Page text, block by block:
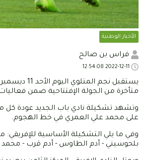
الأخبار الوطنية
فراس بن صالح
متأخرة من الجولة الإفتتاحية ضمن فعاليات
وتشهد تشكيلة نادي باب الجديد عودة كل
على محمد علي العمري في خط الهجوم.
وفي ما يلي التشكيلة الأساسية للإفريقي:
بلحوسيني - أدم الطاوس - أدم قرب - محمد